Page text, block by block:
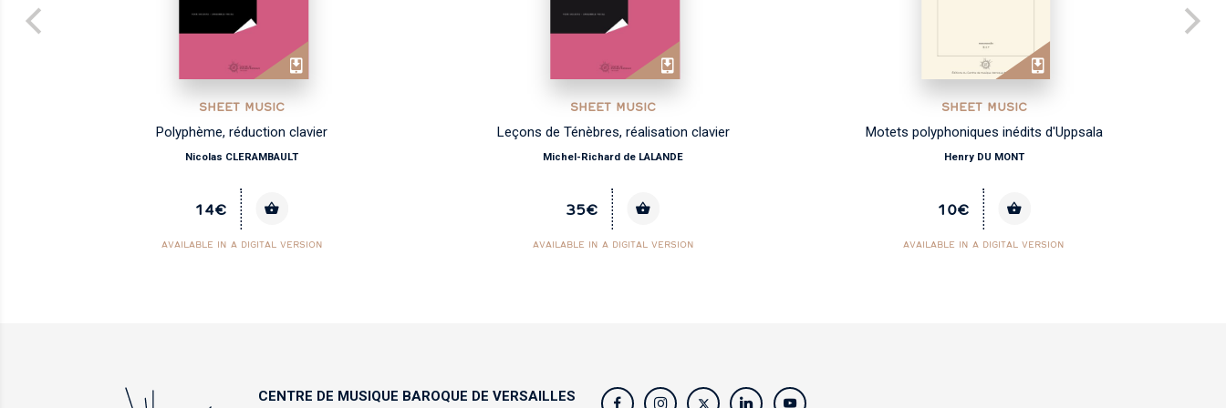
SHEET MUSIC
Polyphème, réduction clavier
Nicolas CLERAMBAULT
14€
AVAILABLE IN A DIGITAL VERSION
SHEET MUSIC
Leçons de Ténèbres, réalisation clavier
Michel-Richard de LALANDE
35€
AVAILABLE IN A DIGITAL VERSION
SHEET MUSIC
Motets polyphoniques inédits d'Uppsala
Henry DU MONT
10€
AVAILABLE IN A DIGITAL VERSION
CENTRE DE MUSIQUE BAROQUE DE VERSAILLES